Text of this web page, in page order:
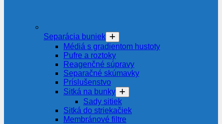
Separácia buniek
Médiá s gradientom hustoty
Pufre a roztoky
Reagenčné súpravy
Separačné skúmavky
Príslušenstvo
Sitká na bunky
Sady sitiek
Sitká do striekačiek
Membránové filtre